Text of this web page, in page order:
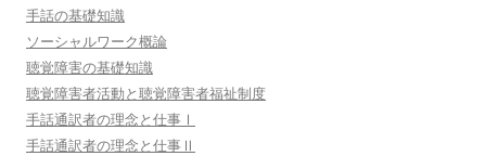
手話の基礎知識
ソーシャルワーク概論
聴覚障害の基礎知識
聴覚障害者活動と聴覚障害者福祉制度
手話通訳者の理念と仕事Ⅰ
手話通訳者の理念と仕事Ⅱ